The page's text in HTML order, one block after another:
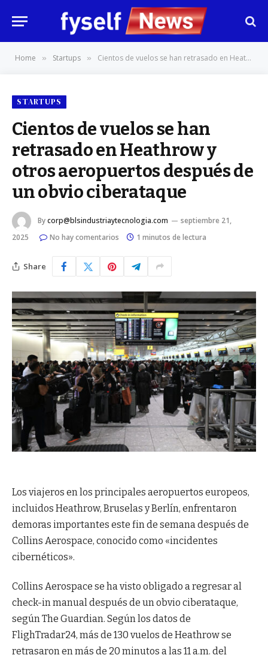
Home » Startups » Cientos de vuelos se han retrasado en Heathrow y otros aeropuertos después de un obvio ciberataque
STARTUPS
Cientos de vuelos se han
retrasado en Heathrow y
otros aeropuertos después de
un obvio ciberataque
Bycorp@blsindustriaytecnologia.com
septiembre 21,
2025
No hay comentarios 1 minutos de lectura
Share
Los viajeros en los principales aeropuertos europeos,
incluidos Heathrow, Bruselas y Berlín, enfrentaron
demoras importantes este fin de semana después de
Collins Aerospace, conocido como «incidentes
cibernéticos».
Collins Aerospace se ha visto obligado a regresar al
check-in manual después de un obvio ciberataque,
según The Guardian. Según los datos de
FlighTradar24, más de 130 vuelos de Heathrow se
retrasaron en más de 20 minutos a las 11 a.m. del